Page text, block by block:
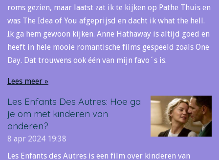
roms gezien, maar laatst zat ik te kijken op Pathe Thuis en
was The Idea of You afgeprijsd en dacht ik what the hell.
Ik ga hem gewoon kijken. Anne Hathaway is altijd goed en
heeft in hele mooie romantische films gespeeld zoals One
Day. Dat trouwens ook één van mijn favo´s is.
Lees meer »
Les Enfants Des Autres: Hoe ga
je om met kinderen van
anderen?
8 apr 2024 19:38
Les Enfants des Autres is een film over kinderen van